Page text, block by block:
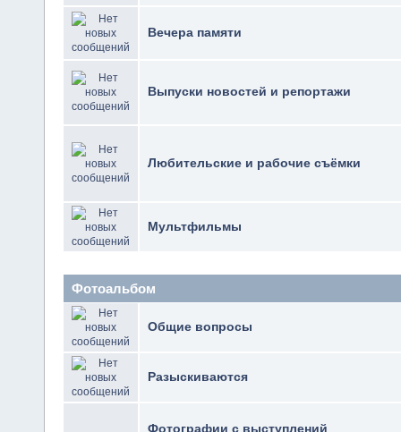
Вечера памяти
Выпуски новостей и репортажи
Любительские и рабочие съёмки
Мультфильмы
Фотоальбом
Общие вопросы
Разыскиваются
Фотографии с выступлений